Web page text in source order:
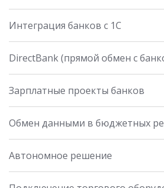
Интеграция банков с 1С
DirectBank (прямой обмен с
Зарплатные проекты банков
Обмен данными в бюджетных
Автономное решение